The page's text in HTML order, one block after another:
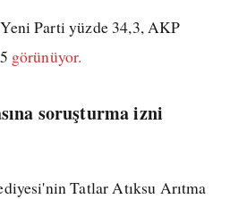
Parti yüzde 34,3, AKP
görünüyor.
soruşturma izni
Tatlar Atıksu Arıtma